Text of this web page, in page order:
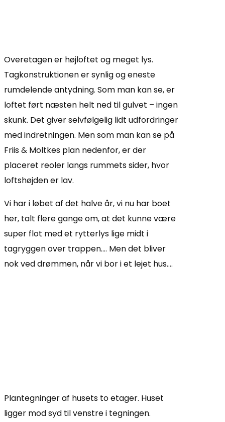
Overetagen er højloftet og meget lys.
Tagkonstruktionen er synlig og eneste
rumdelende antydning. Som man kan se, er
loftet ført næsten helt ned til gulvet – ingen
skunk. Det giver selvfølgelig lidt udfordringer
med indretningen. Men som man kan se på
Friis & Moltkes plan nedenfor, er der
placeret reoler langs rummets sider, hvor
loftshøjden er lav.
Vi har i løbet af det halve år, vi nu har boet
her, talt flere gange om, at det kunne være
super flot med et rytterlys lige midt i
tagryggen over trappen…. Men det bliver
nok ved drømmen, når vi bor i et lejet hus….
Plantegninger af husets to etager. Huset
ligger mod syd til venstre i tegningen.